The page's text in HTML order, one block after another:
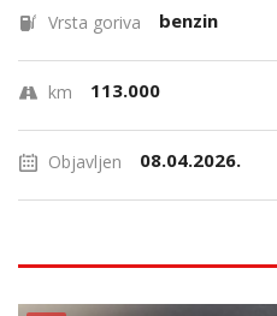
Vrsta goriva benzin
km 113.000
Objavljen 08.04.2026.